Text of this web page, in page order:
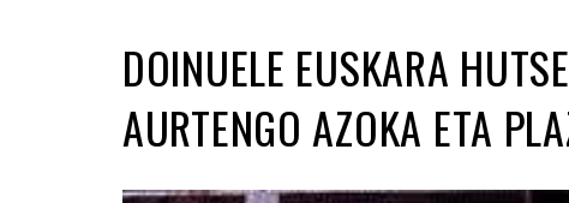
DOINUELE EUSKARA
AURTENGO AZOKA ETA